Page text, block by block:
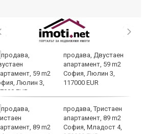
продава, Двустаен
апартамент, 59 m2
София, Люлин 3,
117000 EUR
продава, Тристаен
апартамент, 89 m2
София, Младост 4,